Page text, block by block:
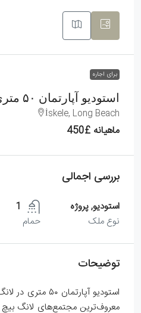
برای اجاره
استودیو آپارتمان ۵۰ متری در لانگ بیچ
İskele, Long Beach
ماهیانه £450
بررسی اجمالی
استودیو, پروژه
نوع ملک
1
حمام
توضیحات
استودیو
معروف‌ترین مجتمع‌های لانگ